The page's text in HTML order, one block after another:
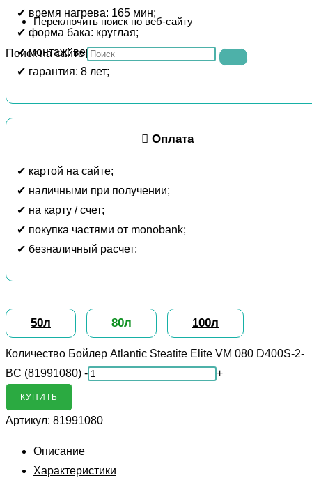
Переключить поиск по веб-сайту
Поиск на сайте
✔ время нагрева: 165 мин;
✔ форма бака: круглая;
✔ монтаж: вертикальный;
✔ гарантия: 8 лет;
Оплата
✔ картой на сайте;
✔ наличными при получении;
✔ на карту / счет;
✔ покупка частями от monobank;
✔ безналичный расчет;
50л 80л 100л
Количество Бойлер Atlantic Steatite Elite VM 080 D400S-2-
BC (81991080) - +
КУПИТЬ
Артикул: 81991080
Описание
Характеристики